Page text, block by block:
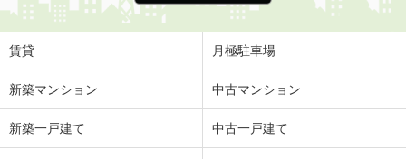
賃貸 月極駐車場
新築マンション 中古マンション
新築一戸建て 中古一戸建て